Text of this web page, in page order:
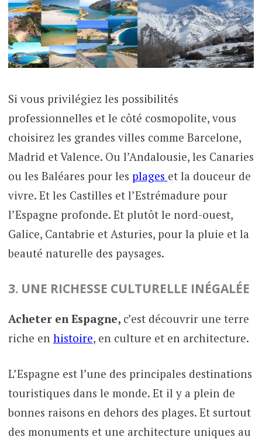
Si vous privilégiez les possibilités
professionnelles et le côté cosmopolite, vous
choisirez les grandes villes comme Barcelone,
Madrid et Valence. Ou l’Andalousie, les Canaries
ou les Baléares pour les plages et la douceur de
vivre. Et les Castilles et l’Estrémadure pour
l’Espagne profonde. Et plutôt le nord-ouest,
Galice, Cantabrie et Asturies, pour la pluie et la
beauté naturelle des paysages.
3. UNE RICHESSE CULTURELLE INÉGALÉE
Acheter en Espagne, c’est découvrir une terre
riche en histoire, en culture et en architecture.
L’Espagne est l’une des principales destinations
touristiques dans le monde. Et il y a plein de
bonnes raisons en dehors des plages. Et surtout
des monuments et une architecture uniques au